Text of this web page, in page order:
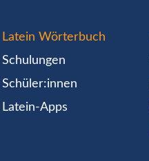
Latein Wörterbuch
Schulungen
Schüler:innen
Latein-Apps